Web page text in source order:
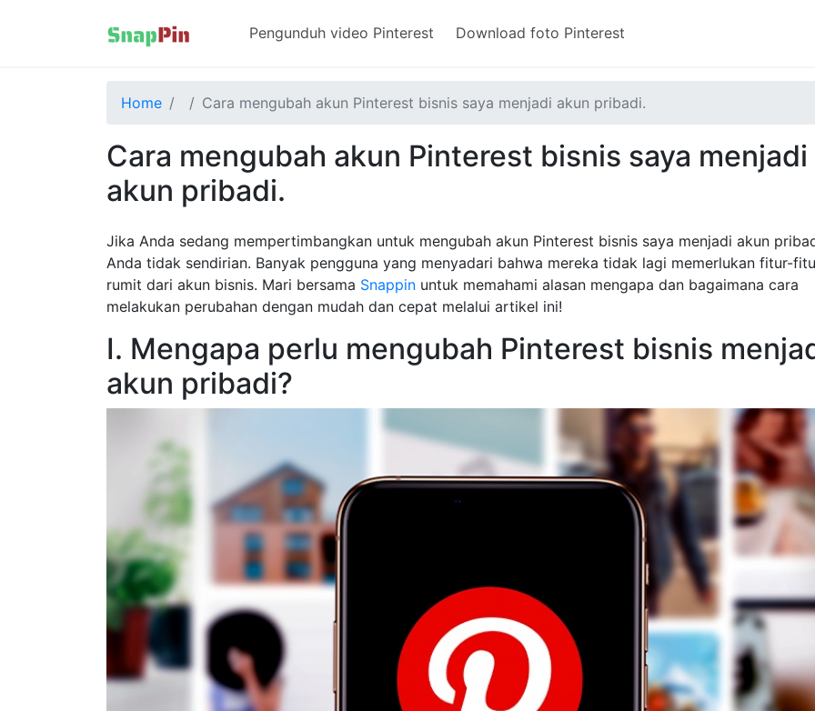
Pengunduh video Pinterest Download foto Pinterest
Home Cara mengubah akun Pinterest bisnis saya menjadi akun pribadi.
Cara mengubah akun Pinterest bisnis saya menjadi
akun pribadi.
Jika Anda sedang mempertimbangkan untuk mengubah akun Pinterest bisnis saya menjadi akun
Anda tidak sendirian. Banyak pengguna yang menyadari bahwa mereka tidak lagi memerlukan fitur-
rumit dari akun bisnis. Mari bersama Snappin untuk memahami alasan mengapa dan bagaimana cara
melakukan perubahan dengan mudah dan cepat melalui artikel ini!
I. Mengapa perlu mengubah Pinterest bisnis
akun pribadi?